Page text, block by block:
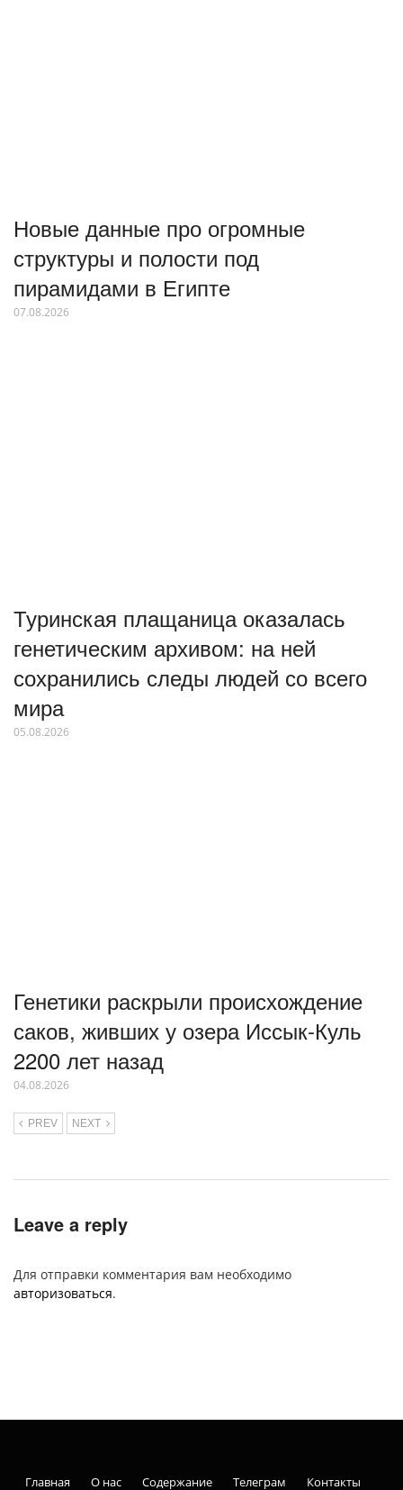
Новые данные про огромные
структуры и полости под
пирамидами в Египте
07.08.2026
Туринская плащаница оказалась
генетическим архивом: на ней
сохранились следы людей со всего
мира
05.08.2026
Генетики раскрыли происхождение
саков, живших у озера Иссык-Куль
2200 лет назад
04.08.2026
PREV NEXT
Leave a reply
Для отправки комментария вам необходимо
авторизоваться.
Главная О нас Содержание Телеграм Контакты